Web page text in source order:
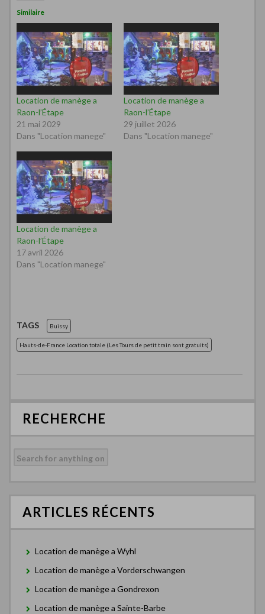
Similaire
Location de manège a
Raon-l’Étape
21 mai 2029
Dans "Location manege"
Location de manège a
Raon-l’Étape
29 juillet 2026
Dans "Location manege"
Location de manège a
Raon-l’Étape
17 avril 2026
Dans "Location manege"
TAGS Buissy
Hauts-de-France Location totale (Les Tours de petit train sont gratuits)
RECHERCHE
ARTICLES RÉCENTS
Location de manège a Wyhl
Location de manège a Vorderschwangen
Location de manège a Gondrexon
Location de manège a Sainte-Barbe